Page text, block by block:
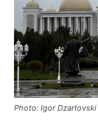
Photo: Igor Dzartovski